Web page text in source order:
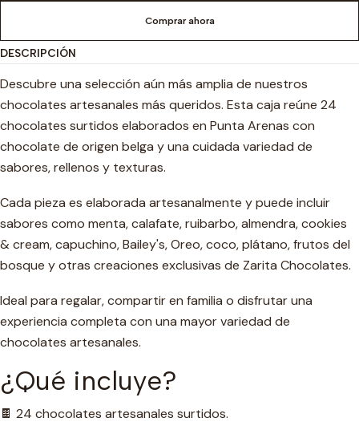
Comprar ahora
DESCRIPCIÓN
Descubre una selección aún más amplia de nuestros
chocolates artesanales más queridos. Esta caja reúne 24
chocolates surtidos elaborados en Punta Arenas con
chocolate de origen belga y una cuidada variedad de
sabores, rellenos y texturas.
Cada pieza es elaborada artesanalmente y puede incluir
sabores como menta, calafate, ruibarbo, almendra, cookies
& cream, capuchino, Bailey's, Oreo, coco, plátano, frutos del
bosque y otras creaciones exclusivas de Zarita Chocolates.
Ideal para regalar, compartir en familia o disfrutar una
experiencia completa con una mayor variedad de
chocolates artesanales.
¿Qué incluye?
🍫 24 chocolates artesanales surtidos.